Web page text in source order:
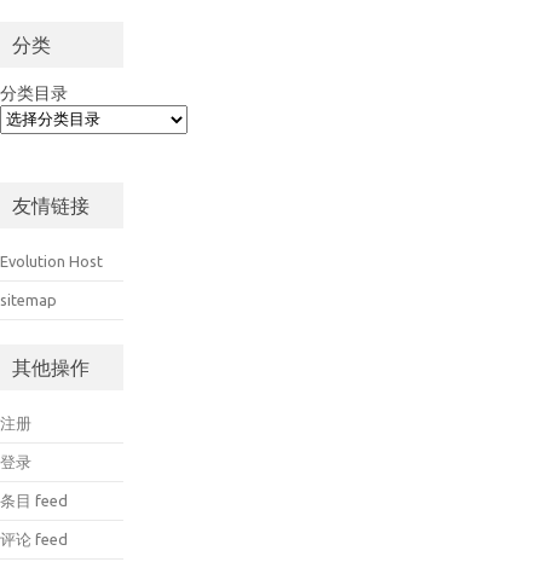
分类
分类目录
友情链接
Evolution Host
sitemap
其他操作
注册
登录
条目 feed
评论 feed